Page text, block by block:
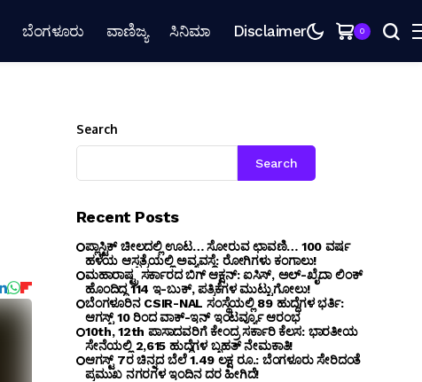
ಬೆಂಗಳೂರು ವಾಣಿಜ್ಯ ಸಿನಿಮಾ Disclaimer 0
Search
Search
Recent Posts
ಪ್ಲಾಸ್ಟಿಕ್ ಚೀಲದಲ್ಲಿ ಊಟ… ಸೋರುವ ಛಾವಣಿ… 100 ವರ್ಷ
ಹಳೆಯ ಆಸ್ಪತ್ರೆಯಲ್ಲಿ ಅವ್ಯವಸ್ಥೆ: ರೋಗಿಗಳು ಕಂಗಾಲು!
ಮಹಾರಾಷ್ಟ್ರ ಸರ್ಕಾರದ ಬಿಗ್ ಆಕ್ಷನ್: ಐಸಿಸ್, ಅಲ್-ಖೈದಾ ಲಿಂಕ್
ಹೊಂದಿದ್ದ 114 ಇ-ಬುಕ್, ಪತ್ರಿಕೆಗಳ ಮುಟ್ಟುಗೋಲು!
ಬೆಂಗ‌ಳೂರಿನ CSIR-NAL ಸಂಸ್ಥೆಯಲ್ಲಿ 89 ಹುದ್ದೆಗಳ ಭರ್ತಿ:
ಆಗಸ್ಟ್ 10 ರಿಂದ ವಾಕ್-ಇನ್ ಇಂಟರ್ವ್ಯೂ ಆರಂಭ
10th, 12th ಪಾಸಾದವರಿಗೆ ಕೇಂದ್ರ ಸರ್ಕಾರಿ ಕೆಲಸ: ಭಾರತೀಯ
ಸೇನೆಯಲ್ಲಿ 2,615 ಹುದ್ದೆಗಳ ಬೃಹತ್ ನೇಮಕಾತಿ!
ಆಗಸ್ಟ್ 7ರ ಚಿನ್ನದ ಬೆಲೆ 1.49 ಲಕ್ಷ ರೂ.: ಬೆಂಗಳೂರು ಸೇರಿದಂತೆ
ಪ್ರಮುಖ ನಗರಗಳ ಇಂದಿನ ದರ ಹೀಗಿದೆ!